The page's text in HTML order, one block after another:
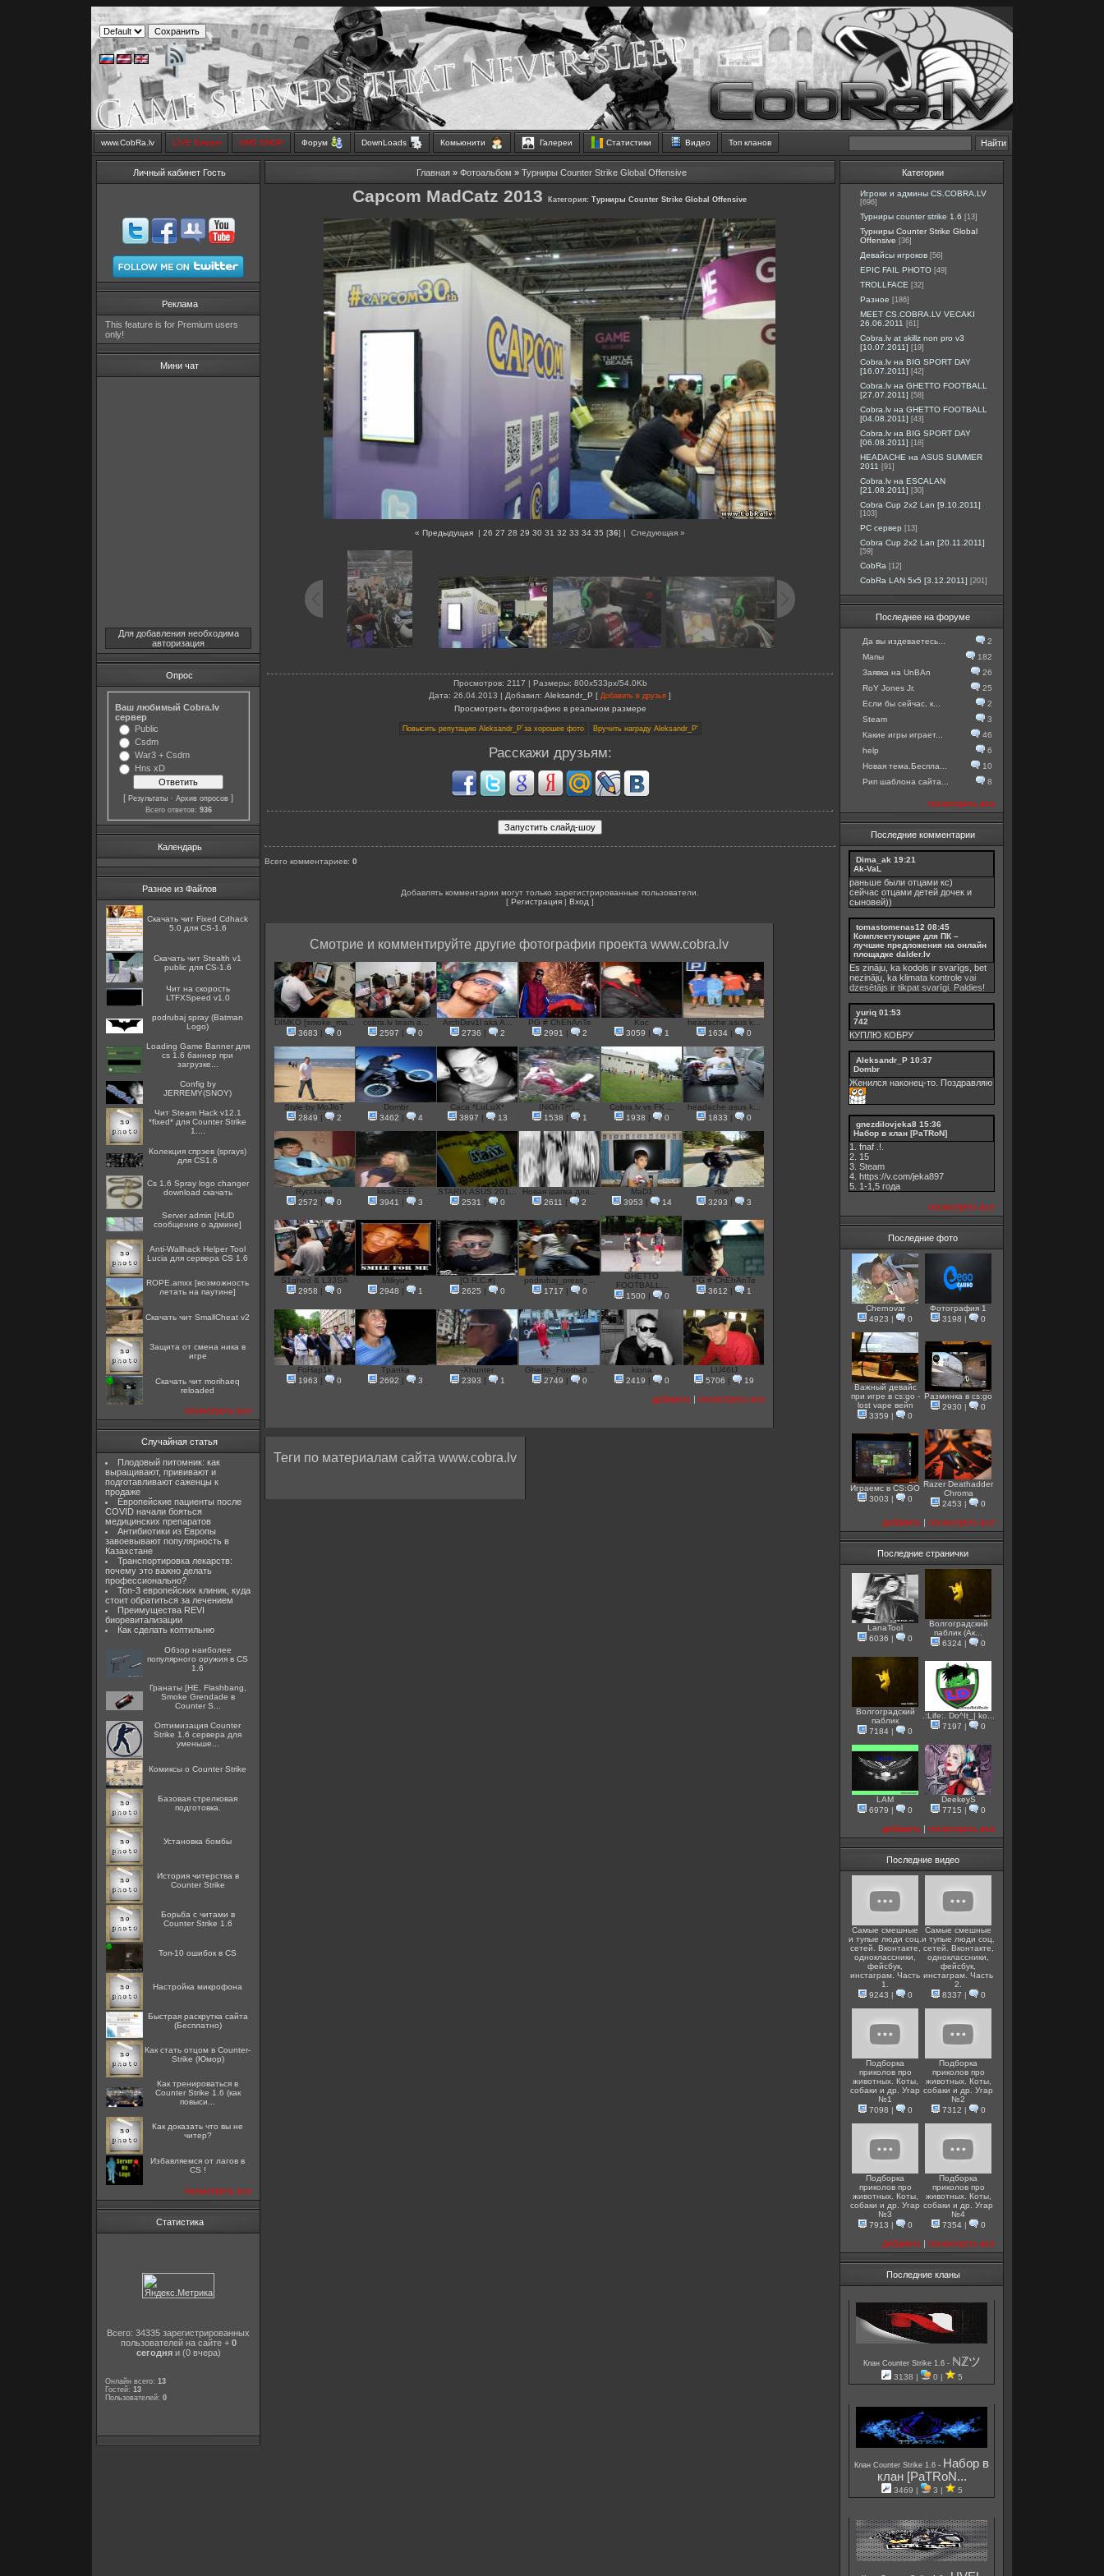
www.CobRa.lv LIVE Stream SMS SHOP Форум DownLoads Комьюнити Галереи Статистики Видео Топ кланов
Личный кабинет Гость
Реклама
This feature is for Premium users
only!
Мини чат
Для добавления необходима
авторизация
Опрос
Ваш любимый Cobra.lv
сервер
Public
Csdm
War3 + Csdm
Hns xD
[ Результаты · Архив опросов ]
Всего ответов: 936
Календарь
Разное из Файлов
Скачать чит Fixed Cdhack
5.0 для CS-1.6
Скачать чит Stealth v1
public для CS-1.6
Чит на скорость
LTFXSpeed v1.0
podrubaj spray (Batman
Logo)
Loading Game Banner для
cs 1.6 баннер при
загрузке...
Config by
JERREMY(SNOY)
Чит Steam Hack v12.1
*fixed* для Counter Strike
1....
Колекция спрэев (sprays)
для CS1.6
Cs 1.6 Spray logo changer
download скачать
Server admin [HUD
сообщение о админе]
Anti-Wallhack Helper Tool
Lucia для сервера CS 1.6
ROPE.amxx [возможность
летать на паутине]
Скачать чит SmallCheat v2
Защита от смена ника в
игре
Скачать чит morihaeq
reloaded
посмотреть все
Случайная статья
Плодовый питомник: как
выращивают, прививают и
подготавливают саженцы к
продаже
Европейские пациенты после
COVID начали бояться
медицинских препаратов
Антибиотики из Европы
завоевывают популярность в
Казахстане
Транспортировка лекарств:
почему это важно делать
профессионально?
Топ-3 европейских клиник, куда
стоит обратиться за лечением
Преимущества REVI
биоревитализации
Как сделать коптильню
Обзор наиболее
популярного оружия в CS
1.6
Гранаты [HE, Flashbang,
Smoke Grendade в
Counter S...
Оптимизация Counter
Strike 1.6 сервера для
уменьше...
Комиксы о Counter Strike
Базовая стрелковая
подготовка.
Установка бомбы
История читерства в
Counter Strike
Борьба с читами в
Counter Strike 1.6
Топ-10 ошибок в CS
Настройка микрофона
Быстрая раскрутка сайта
(Бесплатно)
Как стать отцом в Counter-
Strike (Юмор)
Как тренироваться в
Counter Strike 1.6 (как
повыси...
Как доказать что вы не
читер?
Избавляемся от лагов в
CS !
посмотреть все
Статистика
Всего: 34335 зарегистрированных
пользователей на сайте + 0
сегодняи (0 вчера)
Онлайн всего: 13
Гостей: 13
Пользователей: 0
Главная» Фотоальбом » Турниры Counter Strike Global Offensive
Capcom MadCatz 2013 Категория: Турниры Counter Strike Global Offensive
« Предыдущая| 26 27 28 29 30 31 32 33 34 35 [36] | Следующая »
Просмотров: 2117 | Размеры: 800x533px/54.0Kb
Дата: 26.04.2013 | Добавил: Aleksandr_P [ Добавить в друзья ]
Просмотреть фотографию в реальном размере
Расскажи друзьям:
Всего комментариев: 0
Добавлять комментарии могут только зарегистрированные пользователи.
[ Регистрация Вход ]
Смотрие и комментируйте другие фотографии проекта www.cobra.lv
DIMKO [smoke_ma...
3683
0
cobra.lv team a...
2597
0
ArchDev1l aka A...
2736
2
PG # ChEhAnTe
2991
2
Koc
3059
1
headache asus k...
1634| 0
Style by MoJloT
2849
2
Dombr
3462
4
Caca *LuLuX*
3897
13
|NiGhT ...
1538
1
Cobra.lv vs FK ...
1938
0
headache asus k...
1833
0
Rycckeee
2572
0
kissikEEE
3941
3
STARIX ASUS 201...
2531
0
Новая шапка для...
2611
2
MaD1
3953
14
r0lik^
3293
3
S1ghed & L33SA
2958
0
Milkyu^
2948
1
[O.R.C.#]
2625
0
podrubaj_press_...
1717
0
GHETTO
FOOTBALL...
1500
0
PG # ChEhAnTe
3612
1
FoHap1k
1963
0
Tpanka
2692
3
-Xhunter
2393
1
Ghetto_Football...
2749
0
kiona
2419
0
LU46IJ
5706
19
добавить посмотреть все
Теги по материалам сайта www.cobra.lv
Категории
Игроки и админы CS.COBRA.LV
[696]
Турниры counter strike 1.6 [13]
Турниры Counter Strike Global
Offensive [36]
Девайсы игроков [56]
EPIC FAIL PHOTO [49]
TROLLFACE [32]
Разное [186]
MEET CS.COBRA.LV VECAKI
26.06.2011 [61]
Cobra.lv at skillz non pro v3
[10.07.2011] [19]
Cobra.lv на BIG SPORT DAY
[16.07.2011] [42]
Cobra.lv на GHETTO FOOTBALL
[27.07.2011] [58]
Cobra.lv на GHETTO FOOTBALL
[04.08.2011] [43]
Cobra.lv на BIG SPORT DAY
[06.08.2011] [18]
HEADACHE на ASUS SUMMER
2011 [91]
Cobra.lv на ESCALAN
[21.08.2011] [30]
Cobra Cup 2x2 Lan [9.10.2011]
[103]
PC сервер [13]
Cobra Cup 2x2 Lan [20.11.2011]
[59]
CobRa [12]
CobRa LAN 5x5 [3.12.2011] [201]
Последнее на форуме
Да вы издеваетесь...
2
Мапы
182
Заявка на UnBAn
26
RoY Jones Jr.
25
Если бы сейчас, к...
2
Steam
3
Какие игры играет...
46
help
6
Новая тема.Беспла...
10
Рип шаблона сайта...
8
посмотреть все
Последние комментарии
Dima_ak 19:21
Ak-VaL
раньше были отцами кс)
сейчас отцами детей дочек и
сыновей))
tomastomenas12 08:45
Комплектующие для ПК –
лучшие предложения на онлайн
площадке dalder.lv
Es zināju, ka kodols ir svarīgs, bet
nezināju, ka klimata kontrole vai
dzesētājs ir tikpat svarīgi. Paldies!
yuriq 01:53
742
КУПЛЮ КОБРУ
Aleksandr_P 10:37
Dombr
Женился наконец-то. Поздравляю
gnezdilovjeka8 15:36
Набор в клан [PaTRoN]
1. fnaf .!.
2. 15
3. Steam
4. https://v.com/jeka897
5. 1-1,5 годa
посмотреть все
Последние фото
Chernovar
4923 | 0
Фотография 1
3198 | 0
Важный девайс
при игре в cs:go -
lost vape вейп
3359 | 0
Разминка в cs:go
2930 | 0
Играемс в CS:GO
3003 | 0
Razer Deathadder
Chroma
2453 | 0
добавить | посмотреть все
Последние странички
LanaTool
6036 | 0
Волгоградский
паблик (Ак...
6324 | 0
Волгоградский
паблик
7184 | 0
.:Life:. Do^It_| ko...
7197 | 0
LAM
6979 | 0
DeekeyS
7715 | 0
добавить | посмотреть все
Последние видео
Самые смешные
и тупые люди соц.
сетей. Вконтакте,
одноклассники,
фейсбук,
инстаграм. Часть
1.
9243 | 0
Самые смешные
и тупые люди соц.
сетей. Вконтакте,
одноклассники,
фейсбук,
инстаграм. Часть
2.
8337 | 0
Подборка
приколов про
животных. Коты,
собаки и др. Угар
№1
7098 | 0
Подборка
приколов про
животных. Коты,
собаки и др. Угар
№2
7312 | 0
Подборка
приколов про
животных. Коты,
собаки и др. Угар
№3
7913 | 0
Подборка
приколов про
животных. Коты,
собаки и др. Угар
№4
7354| 0
добавить | посмотреть все
Последние кланы
Клан Counter Strike 1.6 - ℕℤツ
3138 | 0 | 5
Клан Counter Strike 1.6 - Набор в
клан [PaTRoN...
3469 | 3 | 5